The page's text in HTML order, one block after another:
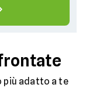
più adatto a te